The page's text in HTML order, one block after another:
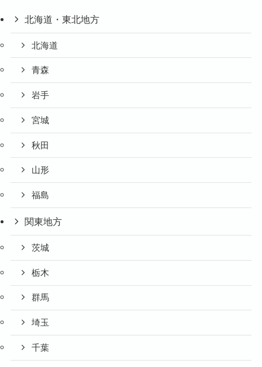
北海道・東北地方
北海道
青森
岩手
宮城
秋田
山形
福島
関東地方
茨城
栃木
群馬
埼玉
千葉